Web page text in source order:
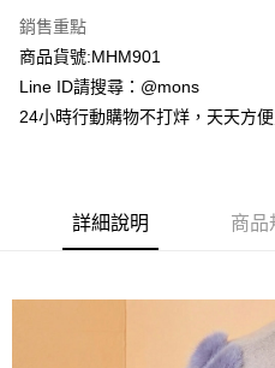
元大商業銀行
台新國際商業銀行
台灣樂天信用卡公司
聯邦商業銀行
元大商業銀行
玉山商業銀行
台灣樂天信用卡公司
街口支付
悠遊付
AFTEE先享後付是「在收到商品之後
便利好安心！
【「AFTEE先享後付」結帳流程】
ATM付款
銷售重點
商品貨號:MHM901
Line ID請搜尋：@mons
24小時行動購物不打烊，天天方便
詳細說明 商品